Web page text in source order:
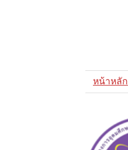
หน้าหลัก